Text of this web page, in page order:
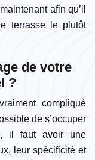
afin qu’il
terrasse le plutôt
de votre
?
compliqué
de s’occuper
il faut avoir une
leur spécificité et